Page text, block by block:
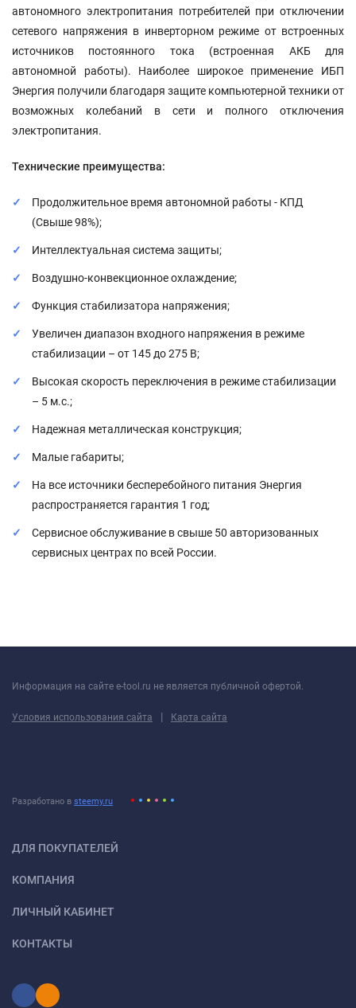
автономного электропитания потребителей при отключении
сетевого напряжения в инверторном режиме от встроенных
источников постоянного тока (встроенная АКБ для
автономной работы). Наиболее широкое применение ИБП
Энергия получили благодаря защите компьютерной техники от
возможных колебаний в сети и полного отключения
электропитания.
Технические преимущества:
Продолжительное время автономной работы - КПД
(Свыше 98%);
Интеллектуальная система защиты;
Воздушно-конвекционное охлаждение;
Функция стабилизатора напряжения;
Увеличен диапазон входного напряжения в режиме
стабилизации – от 145 до 275 В;
Высокая скорость переключения в режиме стабилизации
– 5 м.с.;
Надежная металлическая конструкция;
Малые габариты;
На все источники бесперебойного питания Энергия
распространяется гарантия 1 год;
Сервисное обслуживание в свыше 50 авторизованных
сервисных центрах по всей России.
Информация на сайте e-tool.ru не является публичной офертой.
Условия использования сайта | Карта сайта
Разработано в steemy.ru
ДЛЯ ПОКУПАТЕЛЕЙ
КОМПАНИЯ
ЛИЧНЫЙ КАБИНЕТ
КОНТАКТЫ